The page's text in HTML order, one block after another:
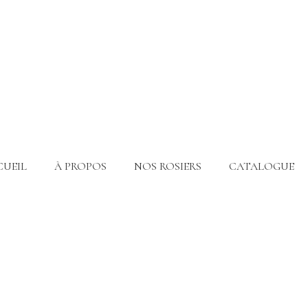
À PROPOS NOS ROSIERS CATALOGUE